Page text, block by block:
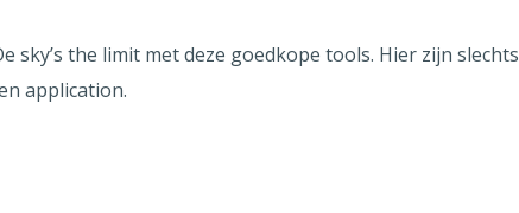
the limit met deze goedkope tools. Hier zijn slechts
application.